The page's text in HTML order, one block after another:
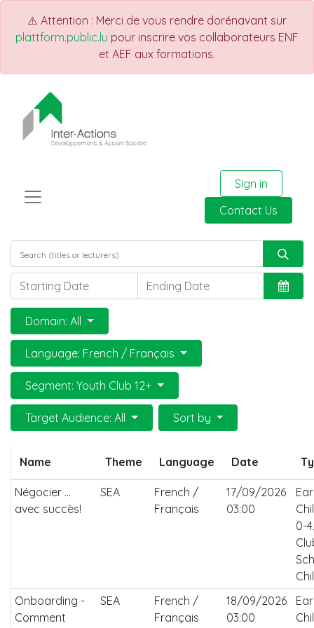
⚠️ Attention : Merci de vous rendre dorénavant sur
plattform.public.lu pour inscrire vos collaborateurs ENF
et AEF aux formations.
Sign in
Contact Us
Domain: All
Language: French / Français
Segment: Youth Club 12+
Target Audience: All Sort by
Name Theme Language Date
Négocier ...
avec succès!
SEA
French /
Français
17/09/2026
03:00
0-
Onboarding -
Comment
SEA
French /
Français
18/09/2026
03:00